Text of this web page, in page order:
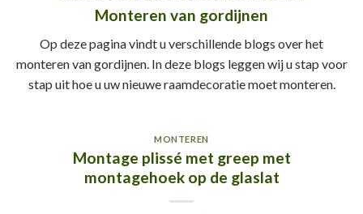
Monteren van gordijnen
Op deze pagina vindt u verschillende blogs over het
monteren van gordijnen. In deze blogs leggen wij u stap voor
stap uit hoe u uw nieuwe raamdecoratie moet monteren.
MONTEREN
Montage plissé met greep met
montagehoek op de glaslat